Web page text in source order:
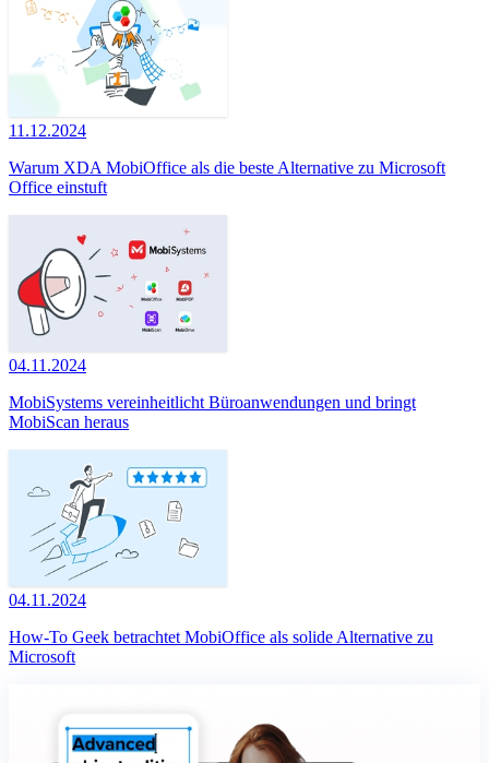
11.12.2024
Warum XDA MobiOffice als die beste Alternative zu Microsoft
Office einstuft
04.11.2024
MobiSystems vereinheitlicht Büroanwendungen und bringt
MobiScan heraus
04.11.2024
How-To Geek betrachtet MobiOffice als solide Alternative zu
Microsoft